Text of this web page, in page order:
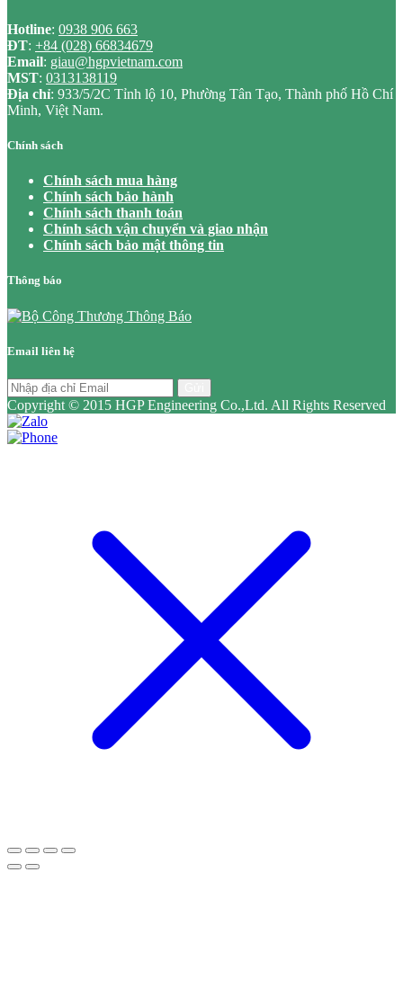
Hotline: 0938 906 663
ĐT: +84 (028) 66834679
Email: giau@hgpvietnam.com
MST: 0313138119
Địa chỉ: 933/5/2C Tỉnh lộ 10, Phường Tân Tạo, Thành phố Hồ Chí
Minh, Việt Nam.
Chính sách
Chính sách mua hàng
Chính sách bảo hành
Chính sách thanh toán
Chính sách vận chuyển và giao nhận
Chính sách bảo mật thông tin
Thông báo
Email liên hệ
Copyright © 2015 HGP Engineering Co.,Ltd. All Rights Reserved